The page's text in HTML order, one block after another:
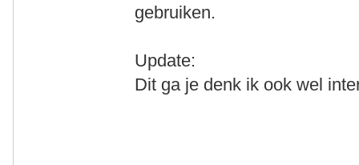
gebruiken.
Update:
Dit ga je denk ik ook wel